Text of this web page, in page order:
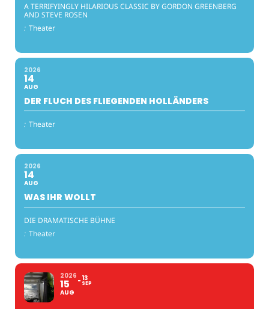
A TERRIFYINGLY HILARIOUS CLASSIC BY GORDON GREENBERG
AND STEVE ROSEN
: Theater
2026
14
AUG
DER FLUCH DES FLIEGENDEN HOLLÄNDERS
: Theater
2026
14
AUG
WAS IHR WOLLT
DIE DRAMATISCHE BÜHNE
: Theater
2026
15
AUG
13
SEP